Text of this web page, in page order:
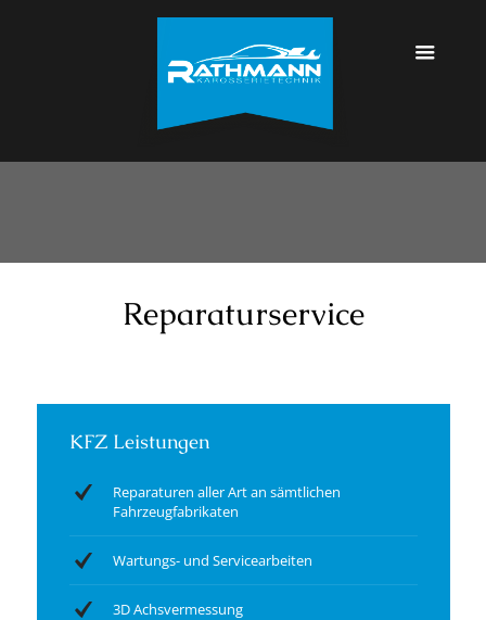
Reparaturservice
KFZ Leistungen
Reparaturen aller Art an sämtlichen
Fahrzeugfabrikaten
Wartungs- und Servicearbeiten
3D Achsvermessung